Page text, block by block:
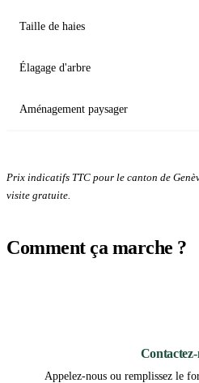
Taille de haies
Élagage d'arbre
Aménagement paysager
Prix indicatifs TTC pour le canton de
visite gratuite.
Comment ça marche ?
Appelez-nous ou remplissez le